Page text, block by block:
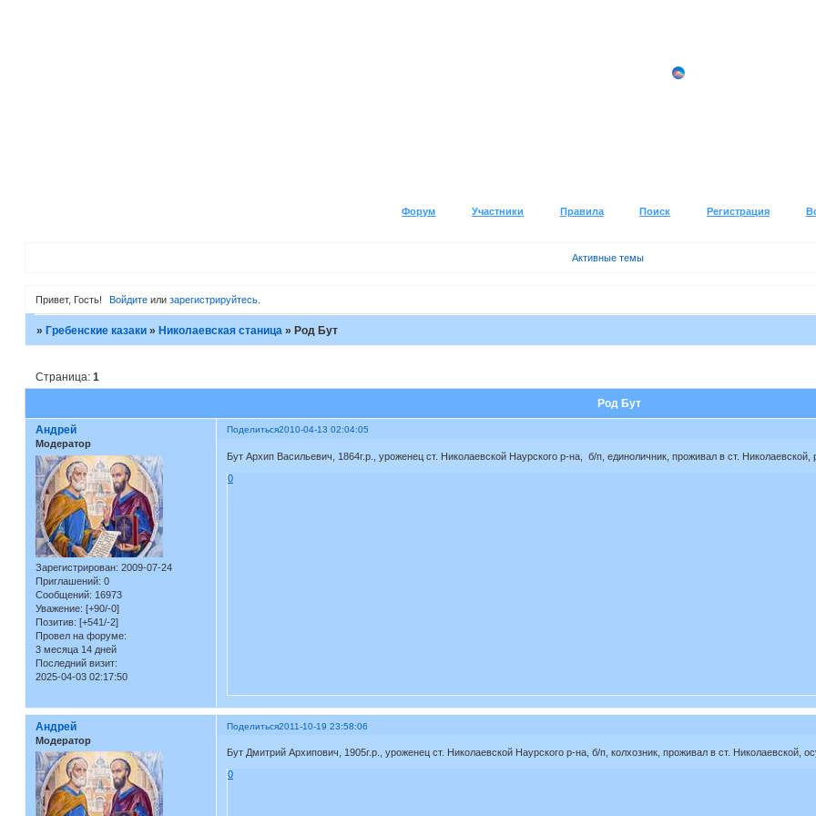
Форум Участники Правила Поиск Регистрация
Активные темы
Привет, Гость! Войдите илизарегистрируйтесь
» Гребенские казаки » Николаевская станица » Род Бут
Род Бут
Страница: 1
Поделиться2010-04-13 02:04:05
Андрей
Модератор
Зарегистрирован: 2009-07-24
Приглашений: 0
Сообщений: 16973
Уважение: [+90/-0]
Позитив: [+541/-2]
Провел на форуме:
3 месяца 14 дней
Последний визит:
2025-04-03 02:17:50
Бут Архип Васильевич, 1864г.р., уроженец ст. Николаевской Наурского р-на, б/п, единоличник, проживал в ст.
0
Поделиться2011-10-19 23:58:06
Андрей
Модератор
Бут Дмитрий Архипович, 1905г.р., уроженец ст. Николаевской Наурского р-на, б/п, колхозник, проживал в ст. Николаевской,
0